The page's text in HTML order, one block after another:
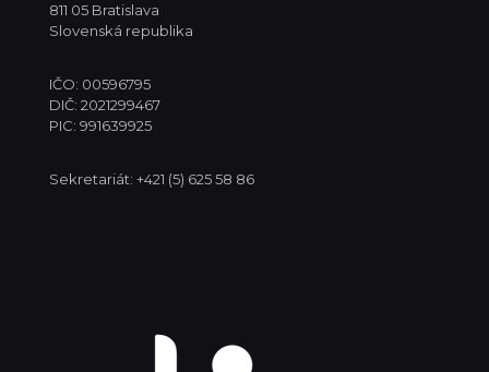
811 05 Bratislava
Slovenská republika
IČO: 00596795
DIČ: 2021299467
PIC: 991639925
Sekretariát: +421 (5) 625 58 86